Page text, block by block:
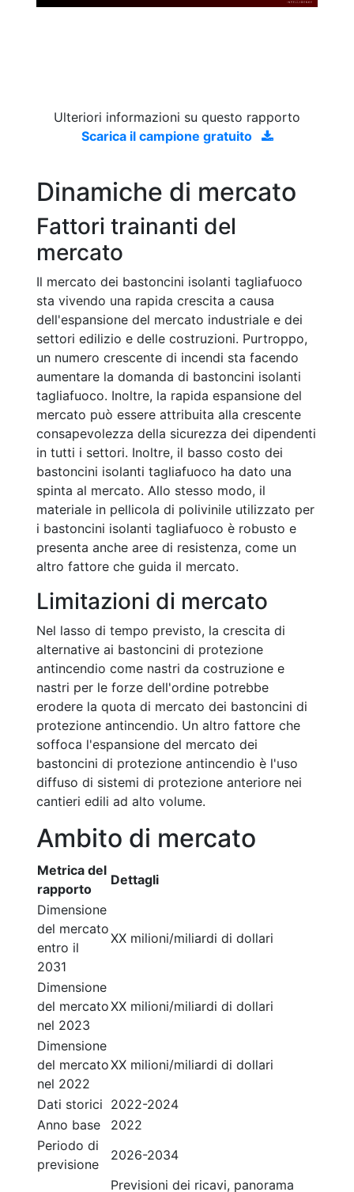
Ulteriori informazioni su questo rapporto
Scarica il campione gratuito
Dinamiche di mercato
Fattori trainanti del
mercato
Il mercato dei bastoncini isolanti tagliafuoco
sta vivendo una rapida crescita a causa
dell'espansione del mercato industriale e dei
settori edilizio e delle costruzioni. Purtroppo,
un numero crescente di incendi sta facendo
aumentare la domanda di bastoncini isolanti
tagliafuoco. Inoltre, la rapida espansione del
mercato può essere attribuita alla crescente
consapevolezza della sicurezza dei dipendenti
in tutti i settori. Inoltre, il basso costo dei
bastoncini isolanti tagliafuoco ha dato una
spinta al mercato. Allo stesso modo, il
materiale in pellicola di polivinile utilizzato per
i bastoncini isolanti tagliafuoco è robusto e
presenta anche aree di resistenza, come un
altro fattore che guida il mercato.
Limitazioni di mercato
Nel lasso di tempo previsto, la crescita di
alternative ai bastoncini di protezione
antincendio come nastri da costruzione e
nastri per le forze dell'ordine potrebbe
erodere la quota di mercato dei bastoncini di
protezione antincendio. Un altro fattore che
soffoca l'espansione del mercato dei
bastoncini di protezione antincendio è l'uso
diffuso di sistemi di protezione anteriore nei
cantieri edili ad alto volume.
Ambito di mercato
Metrica del
rapporto
Dettagli
Dimensione
del mercato
entro il
2031
XX milioni/miliardi di dollari
Dimensione
del mercato
nel 2023
XX milioni/miliardi di dollari
Dimensione
del mercato
nel 2022
XX milioni/miliardi di dollari
Dati storici 2022-2024
Anno base
2022
Periodo di
previsione
2026-2034
Previsioni dei ricavi, panorama